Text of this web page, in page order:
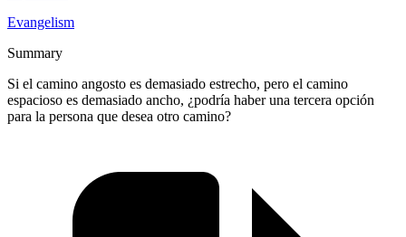
Evangelism
Summary
Si el camino angosto es demasiado estrecho, pero el camino
espacioso es demasiado ancho, ¿podría haber una tercera opción
para la persona que desea otro camino?